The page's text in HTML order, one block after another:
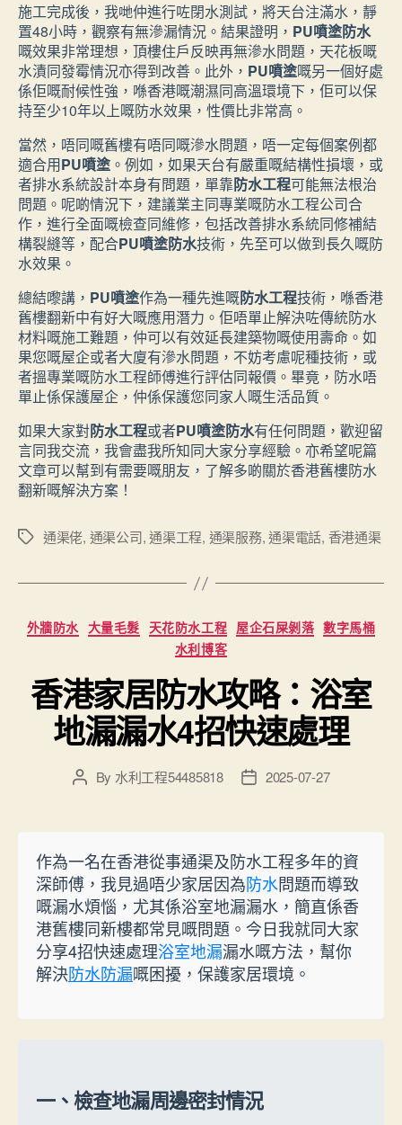
施工完成後，我哋仲進行咗閉水測試，將天台注滿水，靜
置48小時，觀察有無滲漏情況。結果證明， PU噴塗防水
嘅效果非常理想，頂樓住戶反映再無滲水問題，天花板嘅
水漬同發霉情況亦得到改善。此外， PU噴塗嘅另一個好處
係佢嘅耐候性強，喺香港嘅潮濕同高溫環境下，佢可以保
持至少10年以上嘅防水效果，性價比非常高。
當然，唔同嘅舊樓有唔同嘅滲水問題，唔一定每個案例都
適合用PU噴塗 。例如，如果天台有嚴重嘅結構性損壞，或
者排水系統設計本身有問題，單靠防水工程可能無法根治
問題。呢啲情況下，建議業主同專業嘅防水工程公司合
作，進行全面嘅檢查同維修，包括改善排水系統同修補結
構裂縫等，配合PU噴塗防水技術，先至可以做到長久嘅防
水效果。
總結嚟講， PU噴塗作為一種先進嘅防水工程技術，喺香港
舊樓翻新中有好大嘅應用潛力。佢唔單止解決咗傳統防水
材料嘅施工難題，仲可以有效延長建築物嘅使用壽命。如
果您嘅屋企或者大廈有滲水問題，不妨考慮呢種技術，或
者搵專業嘅防水工程師傅進行評估同報價。畢竟，防水唔
單止係保護屋企，仲係保護您同家人嘅生活品質。
如果大家對防水工程或者PU噴塗防水有任何問題，歡迎留
言同我交流，我會盡我所知同大家分享經驗。亦希望呢篇
文章可以幫到有需要嘅朋友，了解多啲關於香港舊樓防水
翻新嘅解決方案！
Tags通渠佬, 通渠公司,通渠工程, 通渠服務,通渠電話, 香港通渠
Categories
外牆防水 大量毛髮 天花防水工程 屋企石屎剝落 數字馬桶
水利博客
香港家居防水攻略：浴室
地漏漏水4招快速處理
PostBy 水利工程54485818
Post2025-07-27
作為一名在香港從事通渠及防水工程多年的資
深師傅，我見過唔少家居因為防水問題而導致
嘅漏水煩惱，尤其係浴室地漏漏水，簡直係香
港舊樓同新樓都常見嘅問題。今日我就同大家
分享4招快速處理浴室地漏漏水嘅方法，幫你
解決防水防漏嘅困擾，保護家居環境。
一、檢查地漏周邊密封情況